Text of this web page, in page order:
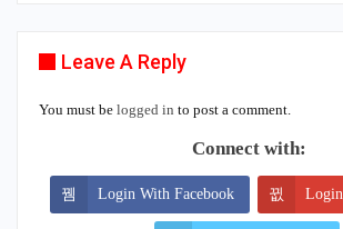
Leave A Reply
You must be logged in to post a comment.
Connect with:
Login With Facebook